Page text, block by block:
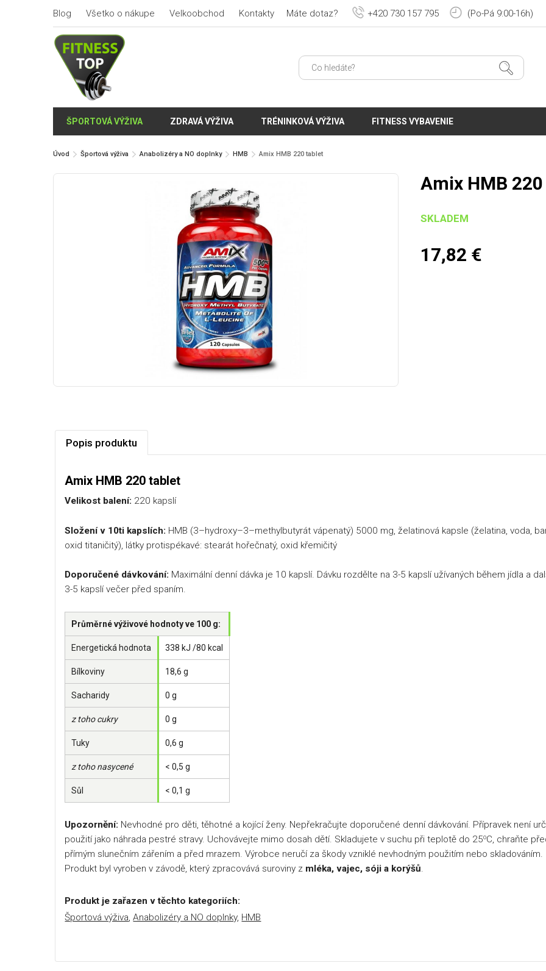
Blog Všetko o nákupe Velkoobchod Kontakty Máte dotaz? +420 730 157 795 (Po-Pá 9:00-16h)
ŠPORTOVÁ VÝŽIVA ZDRAVÁ VÝŽIVA TRÉNINKOVÁ VÝŽIVA FITNESS VYBAVENIE
Úvod Športová výživa Anabolizéry a NO doplnky HMB Amix HMB 220 tablet
Amix HMB
SKLADEM
17,82 €
Popis produktu
Amix HMB 220 tablet
Velikost balení: 220 kapslí
Složení v 10ti kapslích: HMB (3–hydroxy–3–methylbutyrát vápenatý) 5000 mg, želatinová kapsle (želatina, voda,
oxid titaničitý), látky protispékavé: stearát hořečnatý, oxid křemičitý
Doporučené dávkování: Maximální denní dávka je 10 kapslí. Dávku rozdělte na 3-5 kapslí užívaných během jídla a
3-5 kapslí večer před spaním.
Průměrné výživové hodnoty ve 100 g:
Energetická hodnota 338 kJ /80 kcal
Bílkoviny 18,6 g
Sacharidy 0 g
z toho cukry 0 g
Tuky 0,6 g
z toho nasycené < 0,5 g
Sůl < 0,1 g
Upozornění: Nevhodné pro děti, těhotné a kojící ženy. Nepřekračujte doporučené denní dávkování. Přípravek není
použití jako náhrada pestré stravy. Uchovávejte mimo dosah dětí. Skladujete v suchu při teplotě do 25oC, chraňte
přímým slunečním zářením a před mrazem. Výrobce neručí za škody vzniklé nevhodným použitím nebo skladováním.
Produkt byl vyroben v závodě, který zpracovává suroviny z mléka, vajec, sóji a korýšů.
Produkt je zařazen v těchto kategoriích:
Športová výživa,Anabolizéry a NO doplnky, HMB